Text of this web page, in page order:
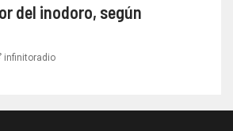
del inodoro, según
infinitoradio